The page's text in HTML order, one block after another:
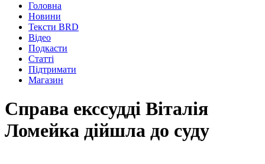
Головна
Новини
Тексти BRD
Відео
Подкасти
Статті
Підтримати
Магазин
Справа екссудді Віталія
Ломейка дійшла до суду